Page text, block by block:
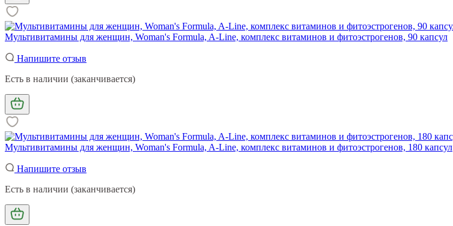
Мультивитамины для женщин, Woman's Formula, A-Line, комплекс витаминов и фитоэстрогенов, 90 капсул
Напишите отзыв
Есть в наличии (заканчивается)
Мультивитамины для женщин, Woman's Formula, A-Line, комплекс витаминов и фитоэстрогенов, 180 капсул
Напишите отзыв
Есть в наличии (заканчивается)